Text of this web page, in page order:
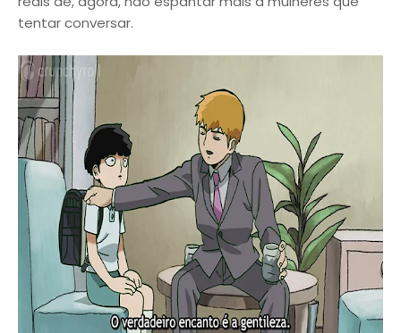
tentar conversar.